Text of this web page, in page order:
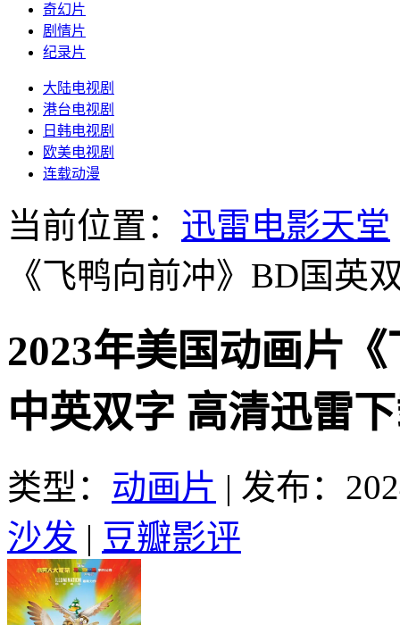
奇幻片
剧情片
纪录片
大陆电视剧
港台电视剧
日韩电视剧
欧美电视剧
连载动漫
当前位置： 迅雷电影天堂
《飞鸭向前冲》BD国英
2023年美国动画片
中英双字 高清迅雷
类型： 动画片 | 发布：
沙发 | 豆瓣影评